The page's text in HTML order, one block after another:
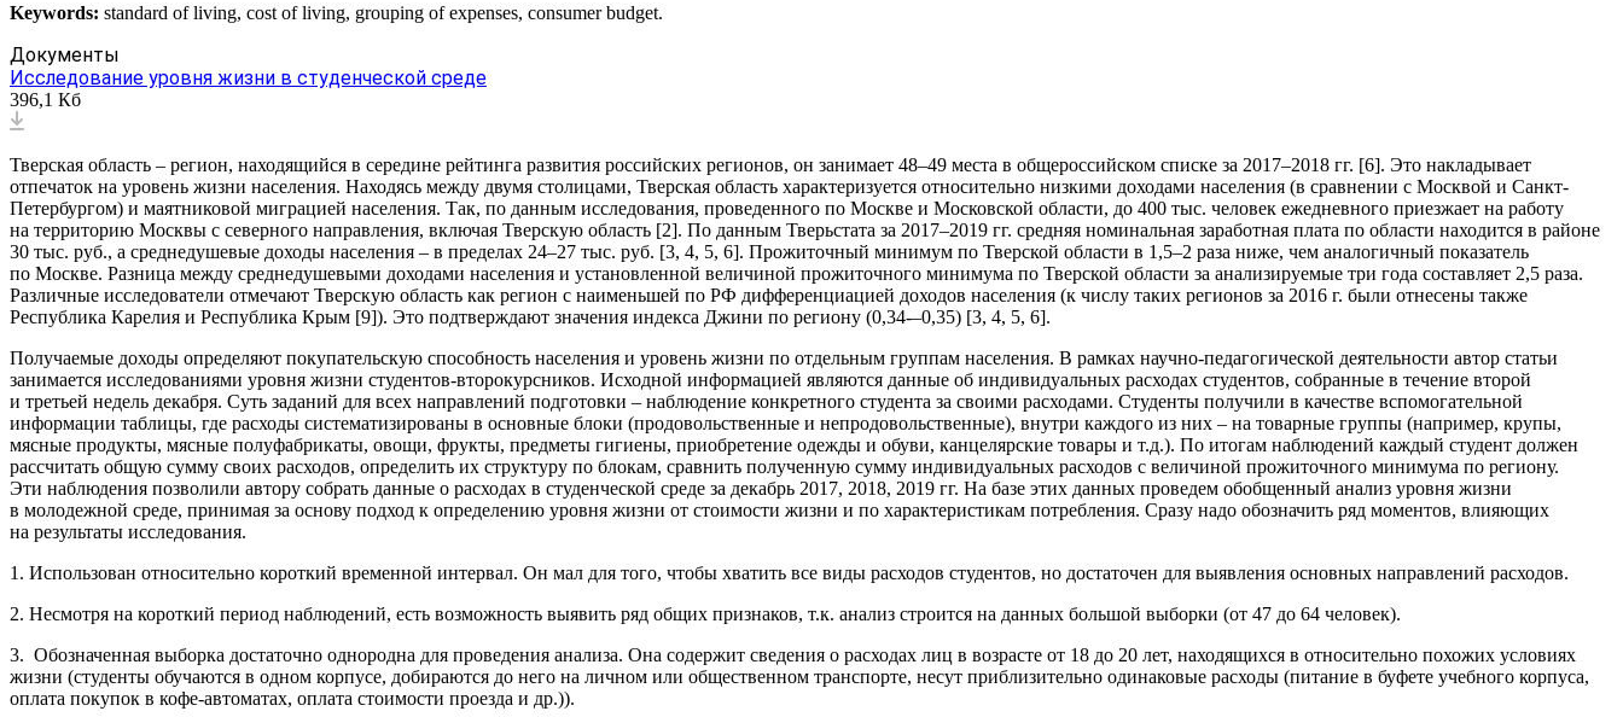
Keywords: standard of living, cost of living, grouping of expenses, consumer budget.
Документы
Исследование уровня жизни в студенческой среде
396,1 Кб
Тверская область – регион, находящийся в середине рейтинга развития российских регионов, он занимает 48–49 места в общероссийском списке за 2017–2018 гг. [6]. Это накладывает
отпечаток на уровень жизни населения. Находясь между двумя столицами, Тверская область характеризуется относительно низкими доходами населения (в сравнении с Москвой и Санкт-
Петербургом) и маятниковой миграцией населения. Так, по данным исследования, проведенного по Москве и Московской области, до 400 тыс. человек ежедневного приезжает на работу
на территорию Москвы с северного направления, включая Тверскую область [2]. По данным Тверьстата за 2017–2019 гг. средняя номинальная заработная плата по области находится в районе
30 тыс. руб., а среднедушевые доходы населения – в пределах 24–27 тыс. руб. [3, 4, 5, 6]. Прожиточный минимум по Тверской области в 1,5–2 раза ниже, чем аналогичный показатель
по Москве. Разница между среднедушевыми доходами населения и установленной величиной прожиточного минимума по Тверской области за анализируемые три года составляет 2,5 раза.
Различные исследователи отмечают Тверскую область как регион с наименьшей по РФ дифференциацией доходов населения (к числу таких регионов за 2016 г. были отнесены также
Республика Карелия и Республика Крым [9]). Это подтверждают значения индекса Джини по региону (0,34-–0,35) [3, 4, 5, 6].
Получаемые доходы определяют покупательскую способность населения и уровень жизни по отдельным группам населения. В рамках научно-педагогической деятельности автор статьи
занимается исследованиями уровня жизни студентов-второкурсников. Исходной информацией являются данные об индивидуальных расходах студентов, собранные в течение второй
и третьей недель декабря. Суть заданий для всех направлений подготовки – наблюдение конкретного студента за своими расходами. Студенты получили в качестве вспомогательной
информации таблицы, где расходы систематизированы в основные блоки (продовольственные и непродовольственные), внутри каждого из них – на товарные группы (например, крупы,
мясные продукты, мясные полуфабрикаты, овощи, фрукты, предметы гигиены, приобретение одежды и обуви, канцелярские товары и т.д.). По итогам наблюдений каждый студент должен
рассчитать общую сумму своих расходов, определить их структуру по блокам, сравнить полученную сумму индивидуальных расходов с величиной прожиточного минимума по региону.
Эти наблюдения позволили автору собрать данные о расходах в студенческой среде за декабрь 2017, 2018, 2019 гг. На базе этих данных проведем обобщенный анализ уровня жизни
в молодежной среде, принимая за основу подход к определению уровня жизни от стоимости жизни и по характеристикам потребления. Сразу надо обозначить ряд моментов, влияющих
на результаты исследования.
1. Использован относительно короткий временной интервал. Он мал для того, чтобы хватить все виды расходов студентов, но достаточен для выявления основных направлений расходов.
2. Несмотря на короткий период наблюдений, есть возможность выявить ряд общих признаков, т.к. анализ строится на данных большой выборки (от 47 до 64 человек).
3. Обозначенная выборка достаточно однородна для проведения анализа. Она содержит сведения о расходах лиц в возрасте от 18 до 20 лет, находящихся в относительно похожих условиях
жизни (студенты обучаются в одном корпусе, добираются до него на личном или общественном транспорте, несут приблизительно одинаковые расходы (питание в буфете учебного корпуса,
оплата покупок в кофе-автоматах, оплата стоимости проезда и др.)).